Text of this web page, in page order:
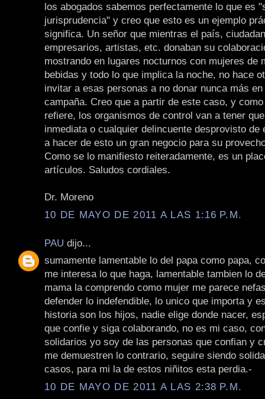
los abogados sabemos perfectamente lo que es
jurisprudencia" y creo que esto es un ejemplo
significa. Un señor que mientras el país,
empresarios, artistas, etc. donaban su
mostrando en lugares nocturnos con mujeres de
bebidas y todo lo que implica la noche, no hace
invitar a esas personas a no donar nunca más
campaña. Creo que a partir de este caso, y
refiere, los organismos de control van a tener
inmediata o cualquier delincuente desprovisto de
a hacer de esto un gran negocio para su
Como se lo manifiesto reiteradamente, es un
artículos. Saludos cordiales.
Dr. Moreno
10 DE MAYO DE 2011 A LAS 1:16 P.M.
PAU dijo...
sumamente lamentable lo del papa como papa,
me interesa lo que haga, lamentable tambien lo
mama la comprendo como mujer me parece
defender lo indefendible, lo unico que importa y
historia son los hijos, nadie elige donde nacer,
que confie y siga colaborando, no es mi caso,
solidarios yo soy de las personas que confian y
me demuestren lo contrario, seguire siendo
casos, para mi la de estos niñitos esta perdia.-
10 DE MAYO DE 2011 A LAS 2:38 P.M.